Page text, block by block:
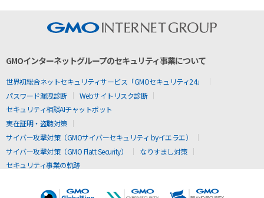
GMOインターネットグループのセキュリティ事業について
世界初総合ネットセキュリティサービス「GMOセキュリティ24」
パスワード漏洩診断
Webサイトリスク診断
セキュリティ相談AIチャットボット
実在証明・盗聴対策
サイバー攻撃対策（GMOサイバーセキュリティ byイエラエ）
サイバー攻撃対策（GMO Flatt Security）
なりすまし対策
セキュリティ事業の軌跡